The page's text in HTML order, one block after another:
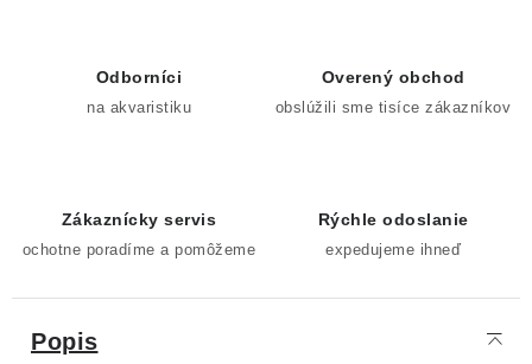
Odborníci
na akvaristiku
Overený obchod
obslúžili sme tisíce zákazníkov
Zákaznícky servis
ochotne poradíme a pomôžeme
Rýchle odoslanie
expedujeme ihneď
Popis